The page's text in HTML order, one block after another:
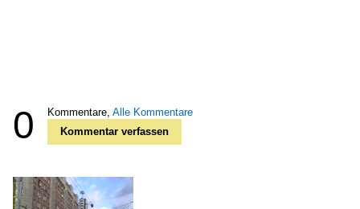
0 Kommentare, Alle Kommentare
Kommentar verfassen